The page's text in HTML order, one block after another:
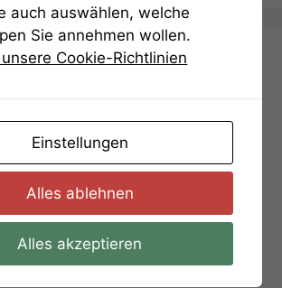
Gratissimum
Die Steinplatte
Zahlen
Bärenschlößle
PikKreuzHerzKaro
auch auswählen, welche
Sie annehmen wollen.
Cookie-Richtlinien
Einstellungen
Alles ablehnen
Alles akzeptieren